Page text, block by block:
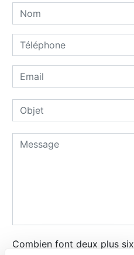
Combien font deux plus six